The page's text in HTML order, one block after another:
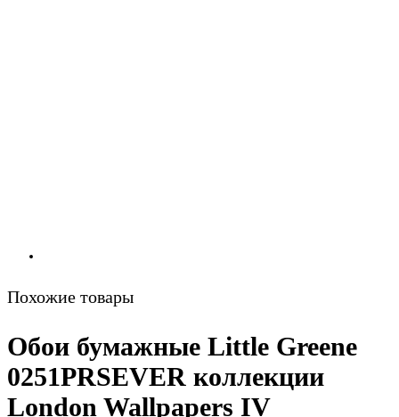
Похожие товары
Обои бумажные Little Greene
0251PRSEVER коллекции
London Wallpapers IV